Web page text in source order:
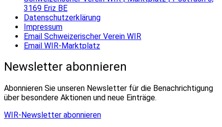
3169 Eriz BE
Datenschutzerklärung
Impressum
Email Schweizerischer Verein WIR
Email WIR-Marktplatz
Newsletter abonnieren
Abonnieren Sie unseren Newsletter für die Benachrichtigung
über besondere Aktionen und neue Einträge.
WIR-Newsletter abonnieren